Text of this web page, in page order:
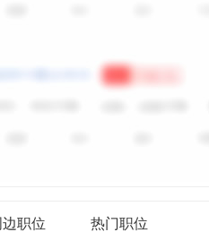
边职位 热门职位